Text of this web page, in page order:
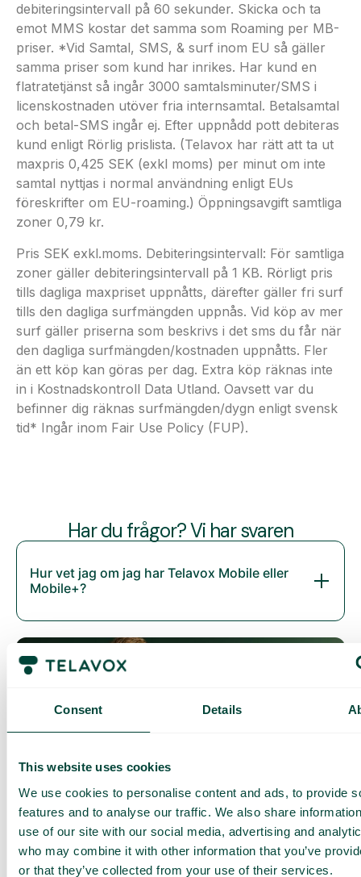
Consent Details
This website uses cookies
We use cookies to personalise content and ads, to provide
features and to analyse our traffic. We also share
use of our site with our social media, advertising and
who may combine it with other information that you’ve
or that they’ve collected from your use of their services.
debiteringsintervall på 60 sekunder. Skicka och ta
emot MMS kostar det samma som Roaming per MB-
priser. *Vid Samtal, SMS, & surf inom EU så gäller
samma priser som kund har inrikes. Har kund en
flatratetjänst så ingår 3000 samtalsminuter/SMS i
licenskostnaden utöver fria internsamtal. Betalsamtal
och betal-SMS ingår ej. Efter uppnådd pott debiteras
kund enligt Rörlig prislista. (Telavox har rätt att ta ut
maxpris 0,425 SEK (exkl moms) per minut om inte
samtal nyttjas i normal användning enligt EUs
föreskrifter om EU-roaming.) Öppningsavgift samtliga
zoner 0,79 kr.
Pris SEK exkl.moms. Debiteringsintervall: För samtliga
zoner gäller debiteringsintervall på 1 KB. Rörligt pris
tills dagliga maxpriset uppnåtts, därefter gäller fri surf
tills den dagliga surfmängden uppnås. Vid köp av mer
surf gäller priserna som beskrivs i det sms du får när
den dagliga surfmängden/kostnaden uppnåtts. Fler
än ett köp kan göras per dag. Extra köp räknas inte
in i Kostnadskontroll Data Utland. Oavsett var du
befinner dig räknas surfmängden/dygn enligt svensk
tid* Ingår inom Fair Use Policy (FUP).
Har du frågor? Vi har svaren
Hur vet jag om jag har Telavox Mobile eller
Mobile+?
Daily cost control
Med Daily Cost Control kan du som kund hålla bättre koll på
dina dagliga kostnader när du surfar utanför EU/EES.
Den dagliga begränsningen har en viss mängd data till ett
förutbestämt maxpris. När du har förbrukat den datamängden